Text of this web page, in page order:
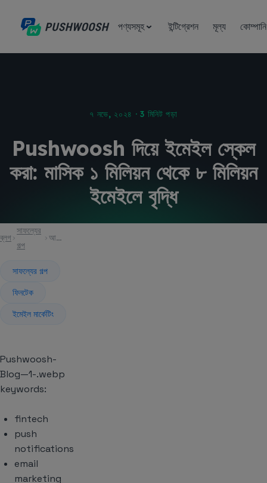
পণ্যসমূহ ইন্টিগ্রেশন মূল্য কোম্পানি
৭ নভে, ২০২৪ · 3 মিনিট পড়া
Pushwoosh দিয়ে ইমেইল স্কেল
করা: মাসিক ১ মিলিয়ন থেকে ৮ মিলিয়ন
ইমেইলে বৃদ্ধি
ব্লগ
সাফল্যের
গল্প
আর্টিকেল
সাফল্যের গল্প
ফিনটেক
ইমেইল মার্কেটিং
Pushwoosh-
Blog—1-.webp
keywords:
fintech
push
notifications
email
marketing